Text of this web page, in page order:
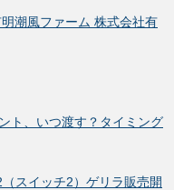
潮風ファーム 株式会社有
ト、いつ渡す？タイミング
（スイッチ2）ゲリラ販売開